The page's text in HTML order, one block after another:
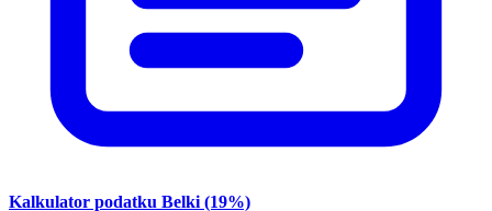
Kalkulator podatku Belki (19%)